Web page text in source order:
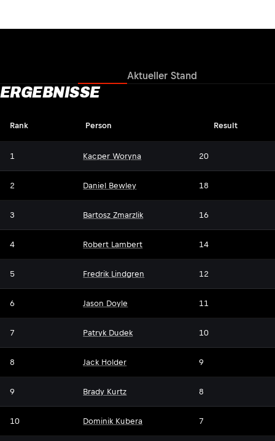
Aktueller Stand
ERGEBNISSE
Rank Person Result
1 Kacper Woryna 20
2 Daniel Bewley 18
3 Bartosz Zmarzlik 16
4 Robert Lambert 14
5 Fredrik Lindgren 12
6 Jason Doyle 11
7 Patryk Dudek 10
8 Jack Holder 9
9 Brady Kurtz 8
10 Dominik Kubera 7